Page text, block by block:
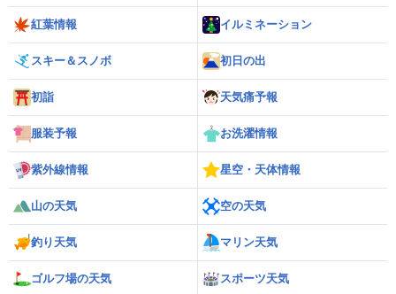
紅葉情報 イルミネーション
スキー＆スノボ 初日の出
初詣 天気痛予報
服装予報 お洗濯情報
紫外線情報 星空・天体情報
山の天気 空の天気
釣り天気 マリン天気
ゴルフ場の天気 スポーツ天気